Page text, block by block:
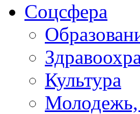
Соцсфера
Культура
Молодежь,